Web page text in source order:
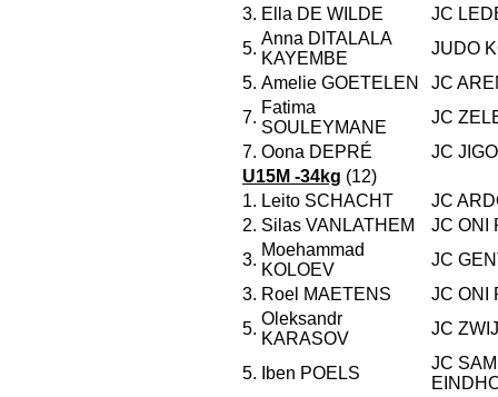
3. Ella DE WILDE
JC
5.
Anna DITALALA
KAYEMBE
JUDO
5. Amelie GOETELEN
JC
7.
Fatima
SOULEYMANE
JC
7. Oona DEPRÉ
JC
U15M -34kg (12)
1. Leito SCHACHT
JC
2. Silas VANLATHEM
JC ONI
3.
Moehammad
KOLOEV
JC
3. Roel MAETENS
JC ONI
5.
Oleksandr
KARASOV
JC
5. Iben POELS
JC